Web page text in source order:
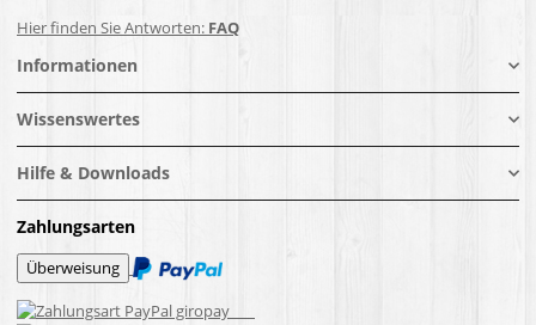
Hier finden Sie Antworten: FAQ
Informationen
Wissenswertes
Hilfe & Downloads
Zahlungsarten